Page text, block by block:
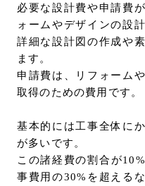
必要な設計費や申請費
ォームやデザインの設
詳細な設計図の作成や
ます。
申請費は、リフォーム
取得のための費用です。
基本的には工事全体に
が多いです。
この諸経費の割合が
事費用の30%を超える